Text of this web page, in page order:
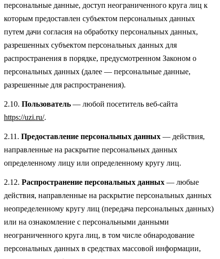
персональные данные, доступ неограниченного круга лиц к
которым предоставлен субъектом персональных данных
путем дачи согласия на обработку персональных данных,
разрешенных субъектом персональных данных для
распространения в порядке, предусмотренном Законом о
персональных данных (далее — персональные данные,
разрешенные для распространения).
2.10. Пользователь — любой посетитель веб-сайта
https://uzi.ru/.
2.11. Предоставление персональных данных — действия,
направленные на раскрытие персональных данных
определенному лицу или определенному кругу лиц.
2.12. Распространение персональных данных — любые
действия, направленные на раскрытие персональных данных
неопределенному кругу лиц (передача персональных данных)
или на ознакомление с персональными данными
неограниченного круга лиц, в том числе обнародование
персональных данных в средствах массовой информации,